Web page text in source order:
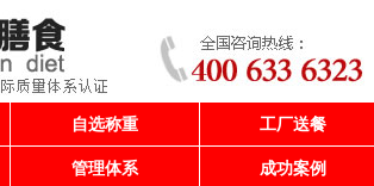
自选称重 工厂送餐
管理体系 成功案例